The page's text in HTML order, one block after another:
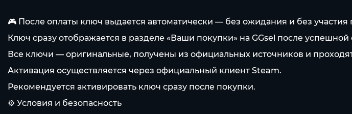
🎮 После оплаты ключ выдается автоматически — без ожидания и без участия
Ключ сразу отображается в разделе «Ваши покупки» на GGsel после успешной
Все ключи — оригинальные, получены из официальных источников и
Активация осуществляется через официальный клиент Steam.
Рекомендуется активировать ключ сразу после покупки.
⚙️ Условия и безопасность